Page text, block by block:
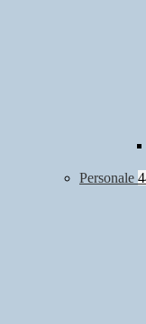
Personale